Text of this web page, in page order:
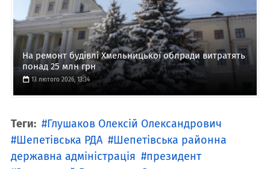
На ремонт будівлі Хмельницької облради витратять
понад 25 млн грн
13 лютого 2026, 13:34
Теги:
Глушаков Олексій Олександрович
Шепетівська РДА
Шепетівська районна
державна адміністрація
президент